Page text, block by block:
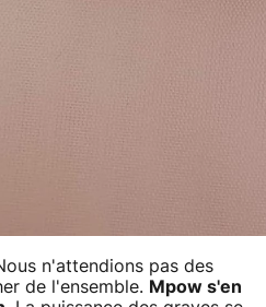
n'attendions pas des
de l'ensemble. Mpow s'en